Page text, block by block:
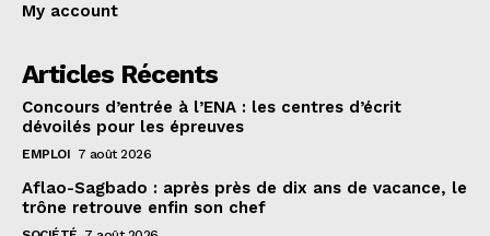
My account
Articles Récents
Concours d’entrée à l’ENA : les centres d’écrit
dévoilés pour les épreuves
EMPLOI 7 août 2026
Aflao-Sagbado : après près de dix ans de vacance, le
trône retrouve enfin son chef